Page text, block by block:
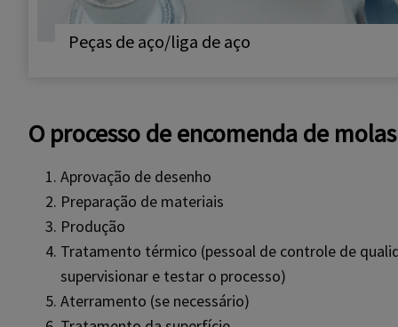
Peças de aço/liga de aço
O processo de encomenda de
Aprovação de desenho
Preparação de materiais
Produção
Tratamento térmico (pessoal de controle de
supervisionar e testar o processo)
Aterramento (se necessário)